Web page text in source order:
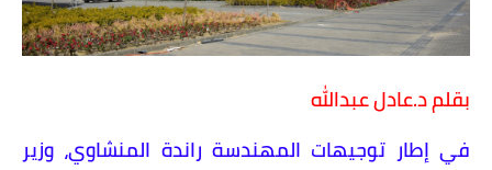
بقلم د.عادل عبدالله
في إطار توجيهات المهندسة راندة المنشاوي، وزير